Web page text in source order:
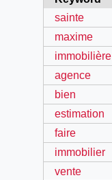
sainte
maxime
immobilière
agence
bien
estimation
faire
immobilier
vente